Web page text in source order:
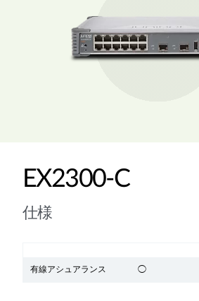
EX2300-C
仕様
有線アシュアランス ◯